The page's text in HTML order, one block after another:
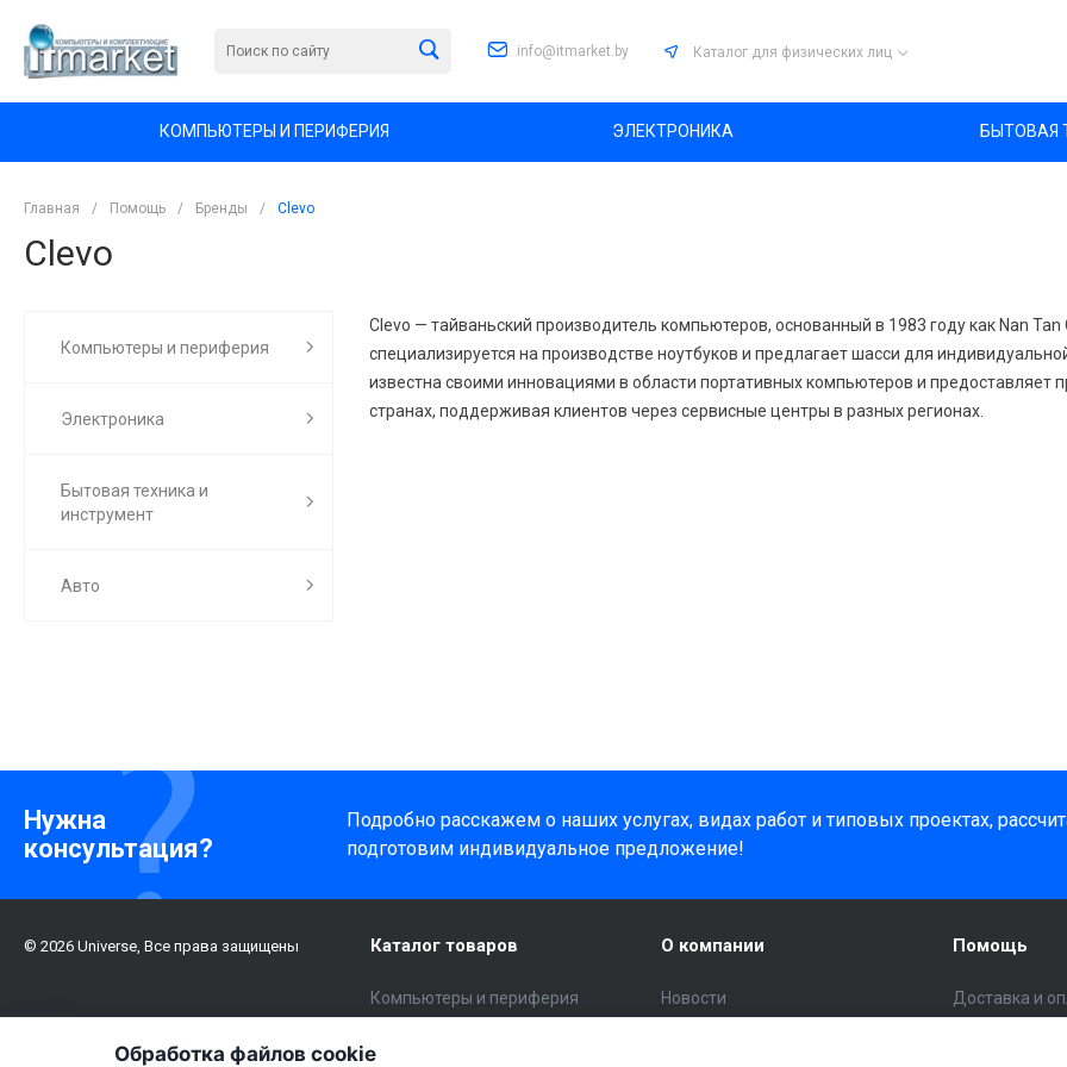
info@itmarket.by Каталог для физических лиц
КОМПЬЮТЕРЫ И ПЕРИФЕРИЯ ЭЛЕКТРОНИКА БЫТОВАЯ
Главная / Помощь / Бренды / Clevo
Clevo
Компьютеры и периферия
Электроника
Бытовая техника и
инструмент
Авто
Clevo — тайваньский производитель компьютеров, основанный в 1983 году как Nan
специализируется на производстве ноутбуков и предлагает шасси для
известна своими инновациями в области портативных компьютеров и предоставляет
странах, поддерживая клиентов через сервисные центры в разных регионах.
Нужна
консультация?
Подробно расскажем о наших услугах, видах работ и типовых проектах,
подготовим индивидуальное предложение!
© 2026 Universe, Все права защищены Каталог товаров
Компьютеры и периферия
О компании
Новости
Помощь
Доставка и
Обработка файлов cookie